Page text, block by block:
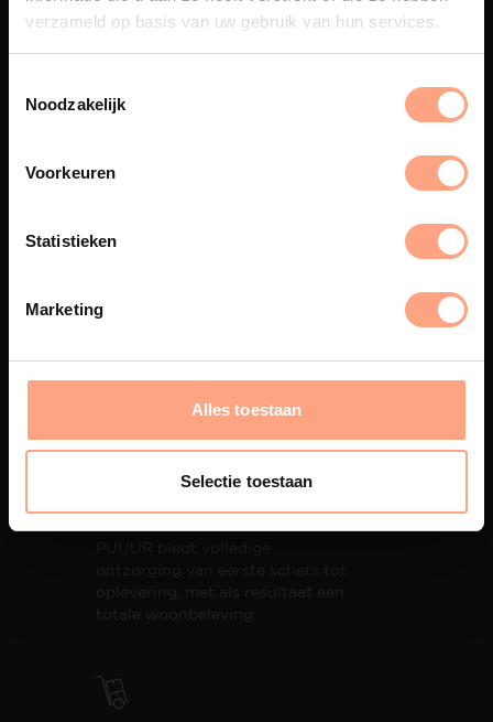
verzameld op basis van uw gebruik van hun services.
Noodzakelijk
Voorkeuren
Statistieken
Marketing
Alles toestaan
Selectie toestaan
Maatwerk
Een exclusieve handgemaakte
De meubelen worden in onze
een hoogwaardige twee
Interieur inrichting
oplevering,
met als resultaat een
totale woonbeleving.